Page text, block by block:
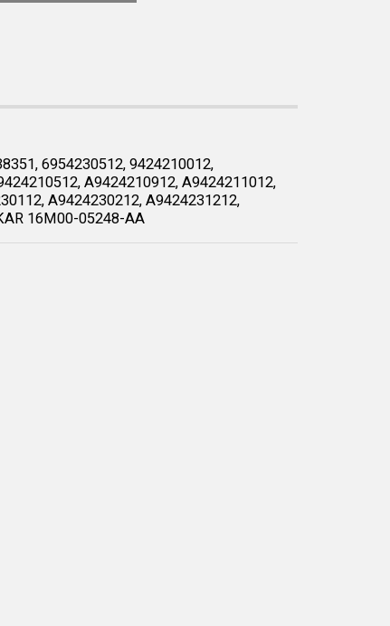
6954230512, 9424210012,
A9424210912, A9424211012,
A9424230212, A9424231212,
16M00-05248-AA